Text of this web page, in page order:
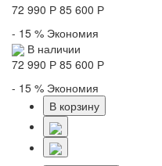
72 990 Р 85 600 Р
- 15 % Экономия
В наличии
72 990 Р 85 600 Р
- 15 % Экономия
В корзину